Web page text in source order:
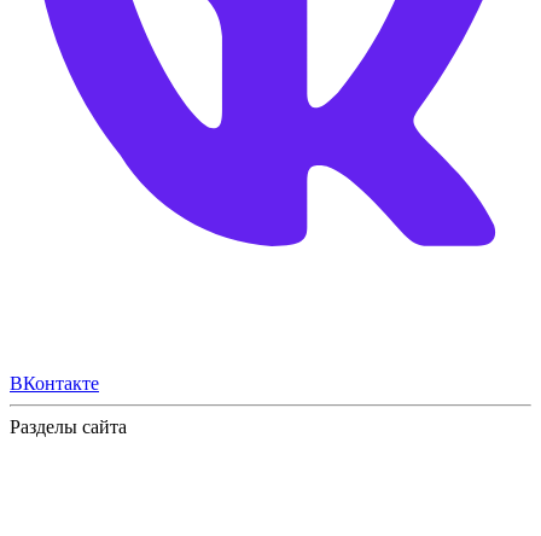
ВКонтакте
Разделы сайта